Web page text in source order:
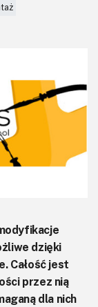
dzięki
Całość jest
przez nią
dla nich